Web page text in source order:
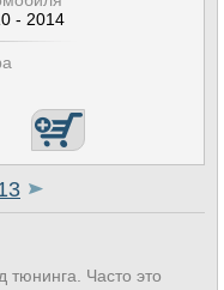
- 2014
Часто это